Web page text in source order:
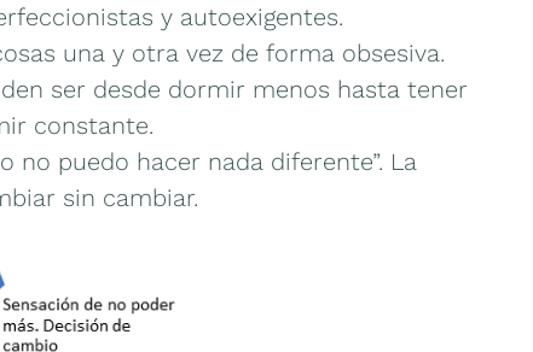
y autoexigentes.
una y otra vez de forma obsesiva.
ser desde dormir menos hasta tener
constante.
no puedo hacer nada diferente”. La
sin cambiar.